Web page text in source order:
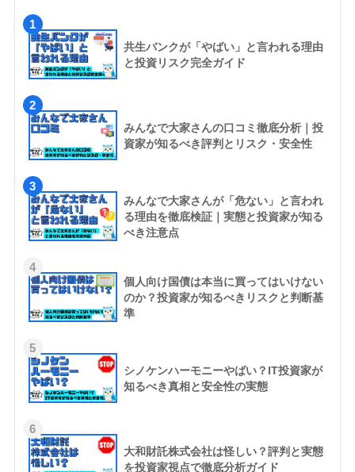
1
共生バンクが「やばい」と言われる理由
と投資リスク完全ガイド
2
みんなで大家さんの口コミ徹底分析｜投
資家が知るべき評判とリスク・安全性
3
みんなで大家さんが「危ない」と言われ
る理由を徹底検証｜実態と投資家が知る
べき注意点
4
個人向け国債は本当に買ってはいけない
のか？投資家が知るべきリスクと判断基
準
5
シノケンハーモニーやばい？IT投資家が
知るべき真相と安全性の実態
6
大和財託株式会社は怪しい？評判と実態
を投資家視点で徹底分析ガイド